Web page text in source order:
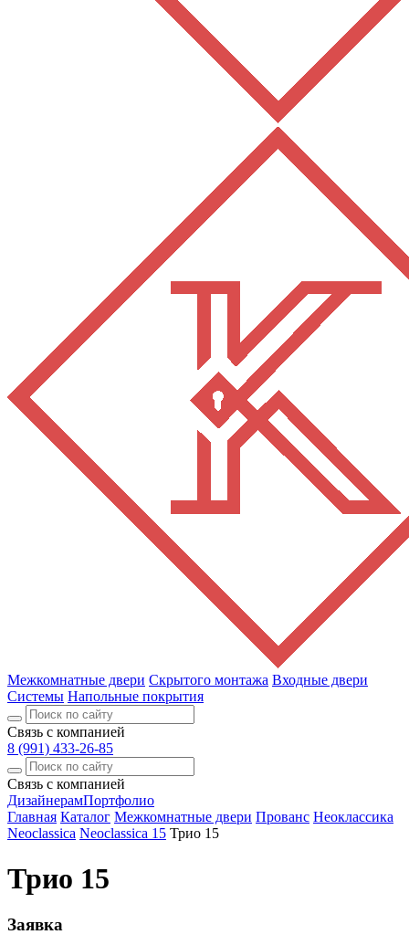
Межкомнатные двери Скрытого монтажа Входные двери
Системы Напольные покрытия
Связь с компанией
8 (991) 433-26-85
Связь с компанией
ДизайнерамПортфолио
Главная Каталог Межкомнатные двери Прованс Неоклассика
Neoclassica Neoclassica 15 Трио 15
Трио 15
Заявка